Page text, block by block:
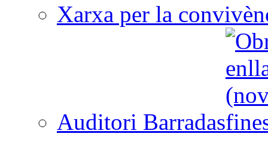
Xarxa per la
Auditori Barradas